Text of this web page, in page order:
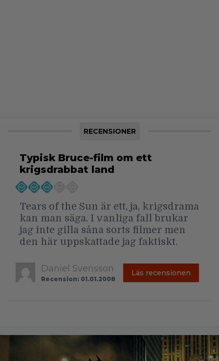
RECENSIONER
Typisk Bruce-film om ett
krigsdrabbat land
Tears of the Sun är ett, ja, krigsdrama
kan man säga. I vanliga fall brukar
jag inte gilla såna sorts filmer men
den här uppskattade jag faktiskt.
Daniel Svensson
Recension: 01.01.2008
Läs recensionen